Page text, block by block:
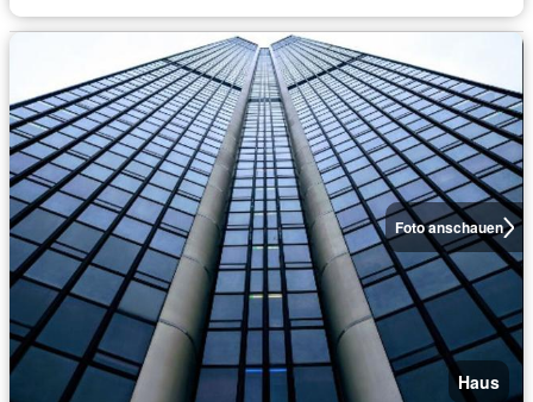
Foto anschauen
Haus